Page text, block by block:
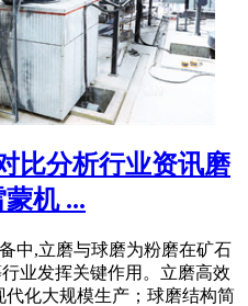
比分析行业资讯磨
机 ...
中,立磨与球磨为粉磨在矿石
业发挥关键作用。立磨高效
化大规模生产；球磨结构简